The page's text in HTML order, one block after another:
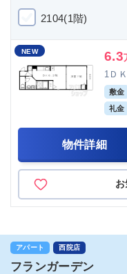
2104(1階)
NEW 6.3
1Ｄ
敷金
礼金
物件詳細
アパート 西院店
フランガーデン